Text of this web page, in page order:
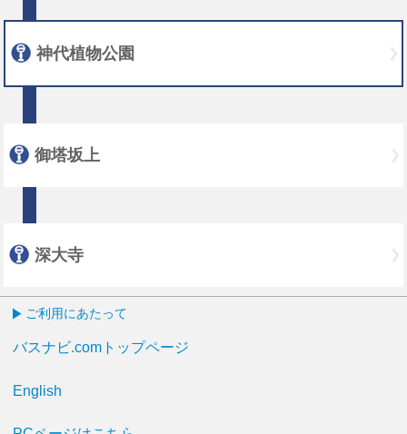
神代植物公園
御塔坂上
深大寺
ご利用にあたって
バスナビ.comトップページ
English